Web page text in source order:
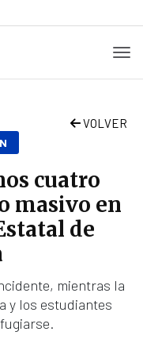
VOLVER
cuatro
masivo en
de
mientras la
y los estudiantes